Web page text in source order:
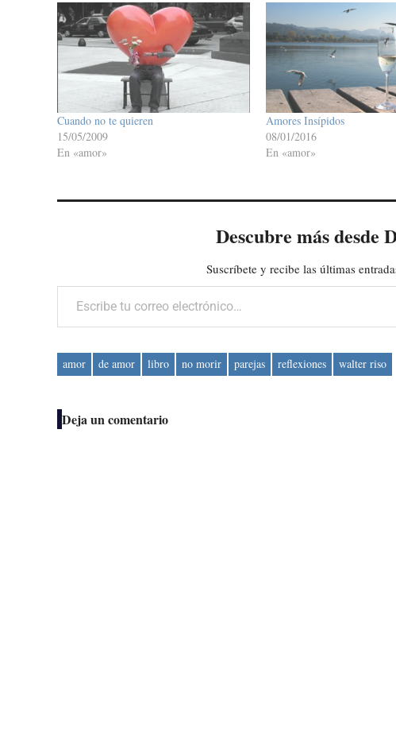
Cuando no te quieren
15/05/2009
En «amor»
Amores Insípidos
08/01/2016
En «amor»
Descubre más desde
Suscríbete y recibe las últimas
Escribe tu correo electrónico…
amor de amor libro no morir parejas reflexiones walter riso
Deja un comentario